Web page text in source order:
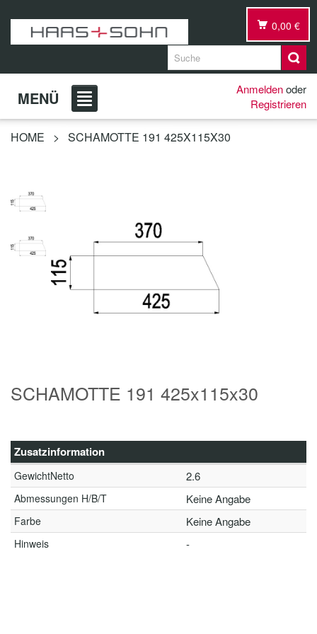
0,00 €
MENÜ Anmeldenoder
Registrieren
HOME > SCHAMOTTE 191 425X115X30
SCHAMOTTE 191 425x115x30
Zusatzinformation
GewichtNetto 2.6
Abmessungen H/B/T Keine Angabe
Farbe Keine Angabe
Hinweis -